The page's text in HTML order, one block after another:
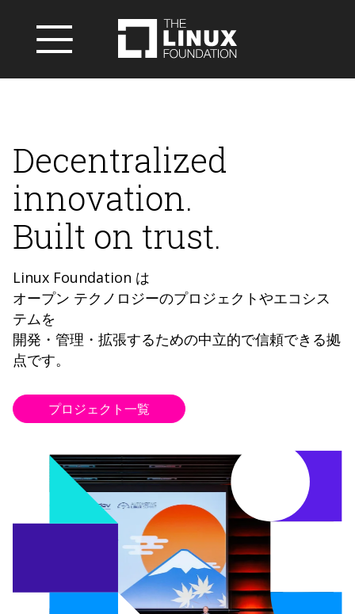
Decentralized
innovation.
Built on trust.
Linux Foundation は
オープン テクノロジーのプロジェクトやエコシス
テムを
開発・管理・拡張するための中立的で信頼できる拠
点です。
プロジェクト一覧